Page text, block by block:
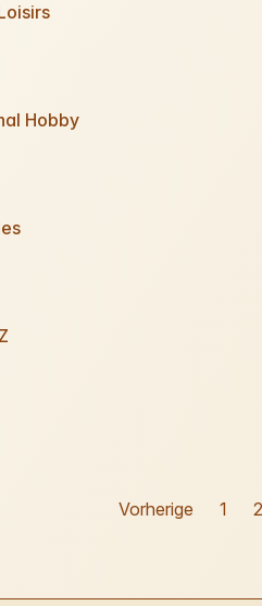
Hobby
Vorherige 1 2